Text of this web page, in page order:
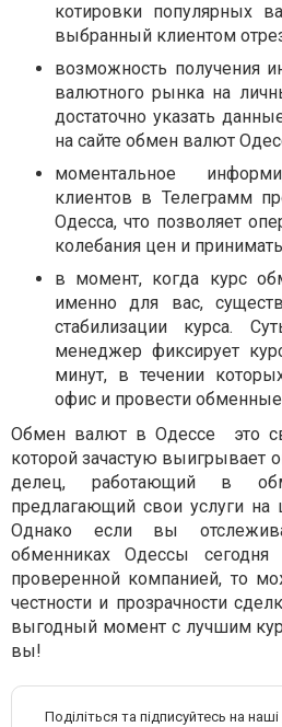
котировки популярных
выбранный клиентом
возможность получения
валютного рынка на
достаточно указать
на сайте обмен валют
моментальное
клиентов в Телеграмм
Одесса, что позволяет
колебания цен и
в момент, когда курс
именно для вас,
стабилизации курса.
менеджер фиксирует
минут, в течении
офис и провести
Обмен валют в Одессе
это
которой зачастую выигрывает
делец, работающий в
предлагающий свои услуги на
Однако если вы
обменниках Одессы сегодня
проверенной компанией, то
честности и прозрачности
выгодный момент с лучшим
вы!
Поділіться та підписуйтесь на